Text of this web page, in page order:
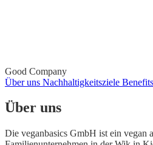
Good Company
Über uns Nachhaltigkeitsziele Benefits
Über uns
Die veganbasics GmbH ist ein vegan